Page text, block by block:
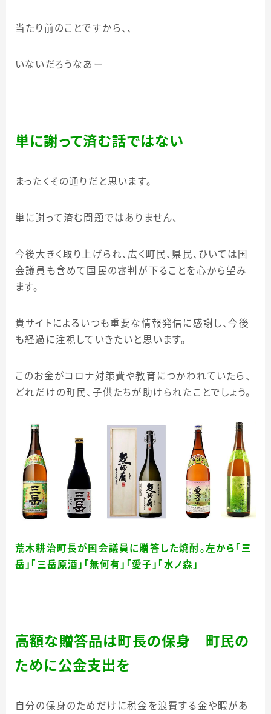
当たり前のことですから、、
いないだろうなあー
単に謝って済む話ではない
まったくその通りだと思います。
単に謝って済む問題ではありません、
今後大きく取り上げられ、広く町民、県民、ひいては国
会議員も含めて国民の審判が下ることを心から望み
ます。
貴サイトによるいつも重要な情報発信に感謝し、今後
も経過に注視していきたいと思います。
このお金がコロナ対策費や教育につかわれていたら、
どれだけの町民、子供たちが助けられたことでしょう。
荒木耕治町長が国会議員に贈答した焼酎。左から「三
岳」「三岳原酒」「無何有」「愛子」「水ノ森」
高額な贈答品は町長の保身 町民の
ために公金支出を
自分の保身のためだけに税金を浪費する金や暇があ